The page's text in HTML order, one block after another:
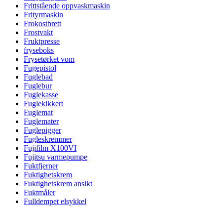
Frittstående oppvaskmaskin
Frityrmaskin
Frokostbrett
Frostvakt
Fruktpresse
fryseboks
Frysetørket vom
Fugepistol
Fuglebad
Fuglebur
Fuglekasse
Fuglekikkert
Fuglemat
Fuglemater
Fuglepigger
Fugleskremmer
Fujifilm X100VI
Fujitsu varmepumpe
Fuktfjerner
Fuktighetskrem
Fuktighetskrem ansikt
Fuktmåler
Fulldempet elsykkel